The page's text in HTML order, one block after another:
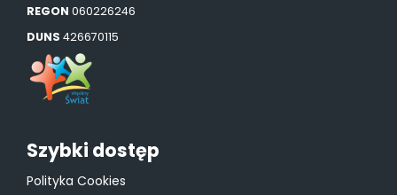
REGON 060226246
DUNS 426670115
Szybki dostęp
Polityka Cookies